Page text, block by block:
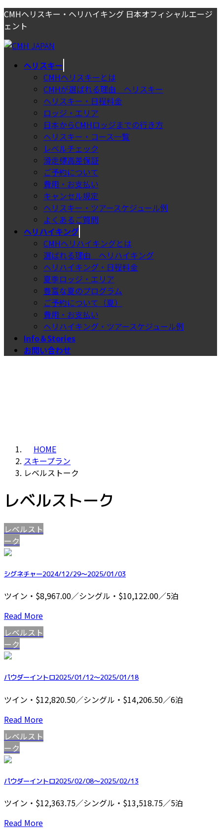
コ
ン
テ
ン
ナ
ビ
ゲ
ー
CMHヘリスキー・ヘリハイキング 日本オフィシャルエージ
ェント
ヘリスキー
CMHヘリスキーとは
CMHが選ばれる理由＿ヘリスキー
ヘリスキー・日程料金
ロッジ・エリア
日本からCMHロッジまでの行き方
ヘリスキー・コース一覧
レベルチェック
滑走標高差保証
ご予約について
費用・お支払い
キャンセル規定
ヘリスキー・ツアースケジュール例
よくあるご質問
ヘリハイキング
CMHヘリハイキングとは
選ばれる理由＿ヘリハイキング
ヘリハイキング・日程料金
夏季ロッジ・エリア
豊富な夏のプログラム
ご予約について（夏）
費用・お支払い
ヘリハイキング・ツアースケジュール例
Info＆Stories
お問い合わせ
HOME
スキープラン
レベルストーク
レベルストーク
レベルスト
ーク
シグネチャー2024/12/29～2025/01/03
ツイン・$8,967.00／シングル・$10,122.00／5泊
Read More
レベルスト
ーク
パウダーイントロ2025/01/12～2025/01/18
ツイン・$12,820.50／シングル・$14,206.50／6泊
Read More
レベルスト
ーク
パウダーイントロ2025/02/08～2025/02/13
ツイン・$12,363.75／シングル・$13,518.75／5泊
Read More